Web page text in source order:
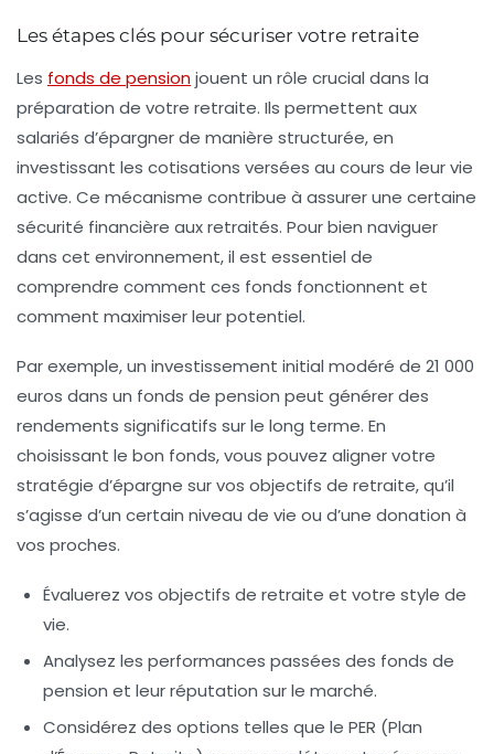
Les étapes clés pour sécuriser votre retraite
Les fonds de pensionjouent un rôle crucial dans la
préparation de votre retraite. Ils permettent aux
salariés d’épargner de manière structurée, en
investissant les cotisations versées au cours de leur vie
active. Ce mécanisme contribue à assurer une certaine
sécurité financière aux retraités. Pour bien naviguer
dans cet environnement, il est essentiel de
comprendre comment ces fonds fonctionnent et
comment maximiser leur potentiel.
Par exemple, un investissement initial modéré de 21 000
euros dans un fonds de pension peut générer des
rendements significatifs sur le long terme. En
choisissant le bon fonds, vous pouvez aligner votre
stratégie d’épargne sur vos objectifs de retraite, qu’il
s’agisse d’un certain niveau de vie ou d’une donation à
vos proches.
Évaluerez vos objectifs de retraite et votre style de
vie.
Analysez les performances passées des fonds de
pension et leur réputation sur le marché.
Considérez des options telles que le PER (Plan